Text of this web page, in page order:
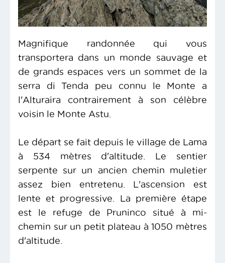
Magnifique randonnée qui vous
transportera dans un monde sauvage et
de grands espaces vers un sommet de la
serra di Tenda peu connu le Monte a
l'Alturaira contrairement à son célèbre
voisin le Monte Astu.
Le départ se fait depuis le village de Lama
à 534 mètres d'altitude. Le sentier
serpente sur un ancien chemin muletier
assez bien entretenu. L'ascension est
lente et progressive. La première étape
est le refuge de Pruninco situé à mi-
chemin sur un petit plateau à 1050 mètres
d'altitude.